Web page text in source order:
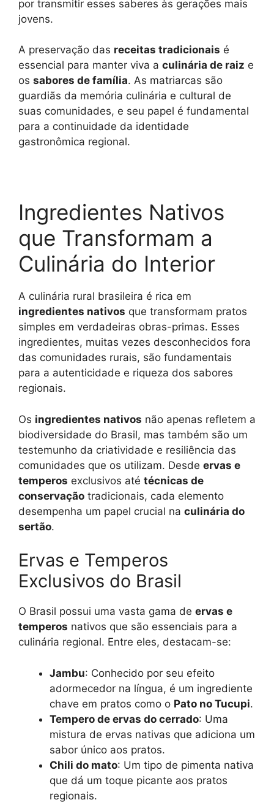
por transmitir esses saberes às gerações mais
jovens.
A preservação das receitas tradicionais é
essencial para manter viva a culinária de raiz e
os sabores de família. As matriarcas são
guardiãs da memória culinária e cultural de
suas comunidades, e seu papel é fundamental
para a continuidade da identidade
gastronômica regional.
Ingredientes Nativos
que Transformam a
Culinária do Interior
A culinária rural brasileira é rica em
ingredientes nativos que transformam pratos
simples em verdadeiras obras-primas. Esses
ingredientes, muitas vezes desconhecidos fora
das comunidades rurais, são fundamentais
para a autenticidade e riqueza dos sabores
regionais.
Os ingredientes nativos não apenas refletem a
biodiversidade do Brasil, mas também são um
testemunho da criatividade e resiliência das
comunidades que os utilizam. Desde ervas e
temperos exclusivos até técnicas de
conservação tradicionais, cada elemento
desempenha um papel crucial na culinária do
sertão.
Ervas e Temperos
Exclusivos do Brasil
O Brasil possui uma vasta gama de ervas e
temperos nativos que são essenciais para a
culinária regional. Entre eles, destacam-se:
Jambu: Conhecido por seu efeito
adormecedor na língua, é um ingrediente
chave em pratos como o Pato no Tucupi.
Tempero de ervas do cerrado: Uma
mistura de ervas nativas que adiciona um
sabor único aos pratos.
Chili do mato: Um tipo de pimenta nativa
que dá um toque picante aos pratos
regionais.